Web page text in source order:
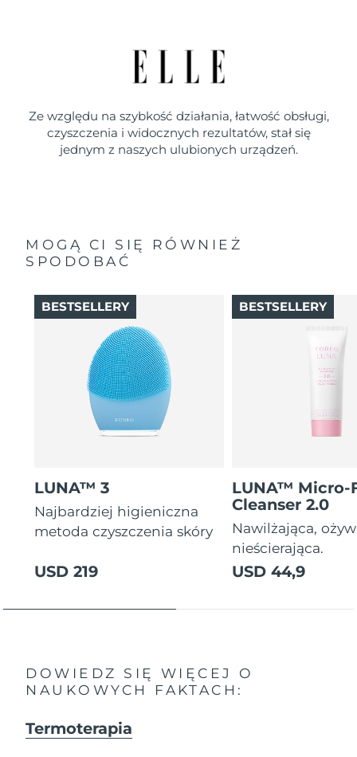
Ze względu na szybkość działania, łatwość obsługi,
czyszczenia i widocznych rezultatów, stał się
jednym z naszych ulubionych urządzeń.
MOGĄ CI SIĘ RÓWNIEŻ
SPODOBAĆ
LUNA™ 3
Najbardziej higieniczna
metoda czyszczenia skóry
USD 219
BESTSELLERY
LUNA™ Micro-
Cleanser 2.0
Nawilżająca,
nieścierająca.
USD 44,9
BESTSELLERY
DOWIEDZ SIĘ WIĘCEJ O
NAUKOWYCH FAKTACH:
Termoterapia